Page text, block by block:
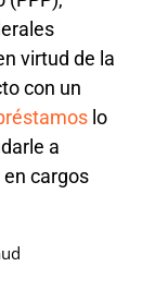
virtud de la
con un
lo
a
cargos